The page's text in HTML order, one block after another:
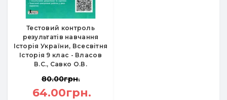
Тестовий контроль
результатів навчання
Історія України, Всесвітня
Історія 9 клас - Власов
В.С., Савко О.В.
80.00грн.
64.00грн.